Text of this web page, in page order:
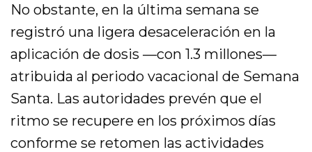
No obstante, en la última semana se
registró una ligera desaceleración en la
aplicación de dosis —con 1.3 millones—
atribuida al periodo vacacional de Semana
Santa. Las autoridades prevén que el
ritmo se recupere en los próximos días
conforme se retomen las actividades